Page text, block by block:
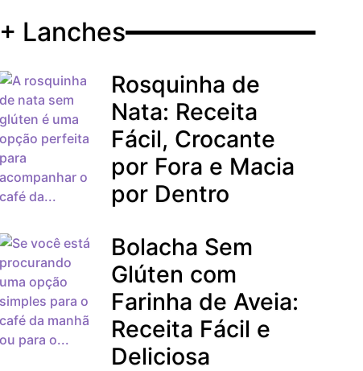
+ Lanches
Rosquinha de
Nata: Receita
Fácil, Crocante
por Fora e Macia
por Dentro
Bolacha Sem
Glúten com
Farinha de Aveia:
Receita Fácil e
Deliciosa